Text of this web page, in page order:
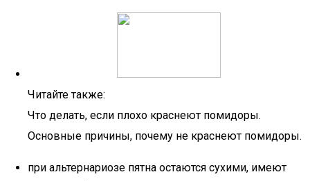
Читайте также:
Что делать, если плохо краснеют помидоры.
Основные причины, почему не краснеют помидоры.
при альтернариозе пятна остаются сухими, имеют